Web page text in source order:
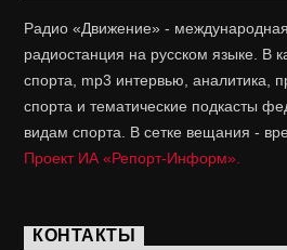
Радио «Движение» -
радиостанция на русском языке. В
спорта, mp3 интервью, аналитика,
спорта и тематические подкасты
видам спорта. В сетке вещания -
Проект ИА «Репорт-Информ».
КОНТАКТЫ